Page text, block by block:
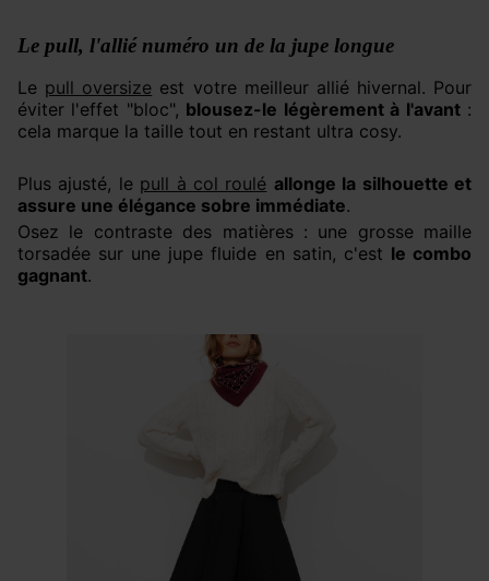
Le pull, l'allié numéro un de la jupe longue
Le pull oversize est votre meilleur allié hivernal. Pour
éviter l'effet "bloc", blousez-le légèrement à l'avant:
cela marque la taille tout en restant ultra cosy.
Plus ajusté, le pull à col roulé allonge la silhouette et
assure une élégance sobre immédiate.
Osez le contraste des matières : une grosse maille
torsadée sur une jupe fluide en satin, c'est le combo
gagnant.